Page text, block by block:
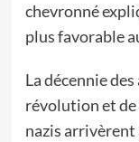
chevronné
plus favorable
La décennie
révolution et
nazis arrivèrent